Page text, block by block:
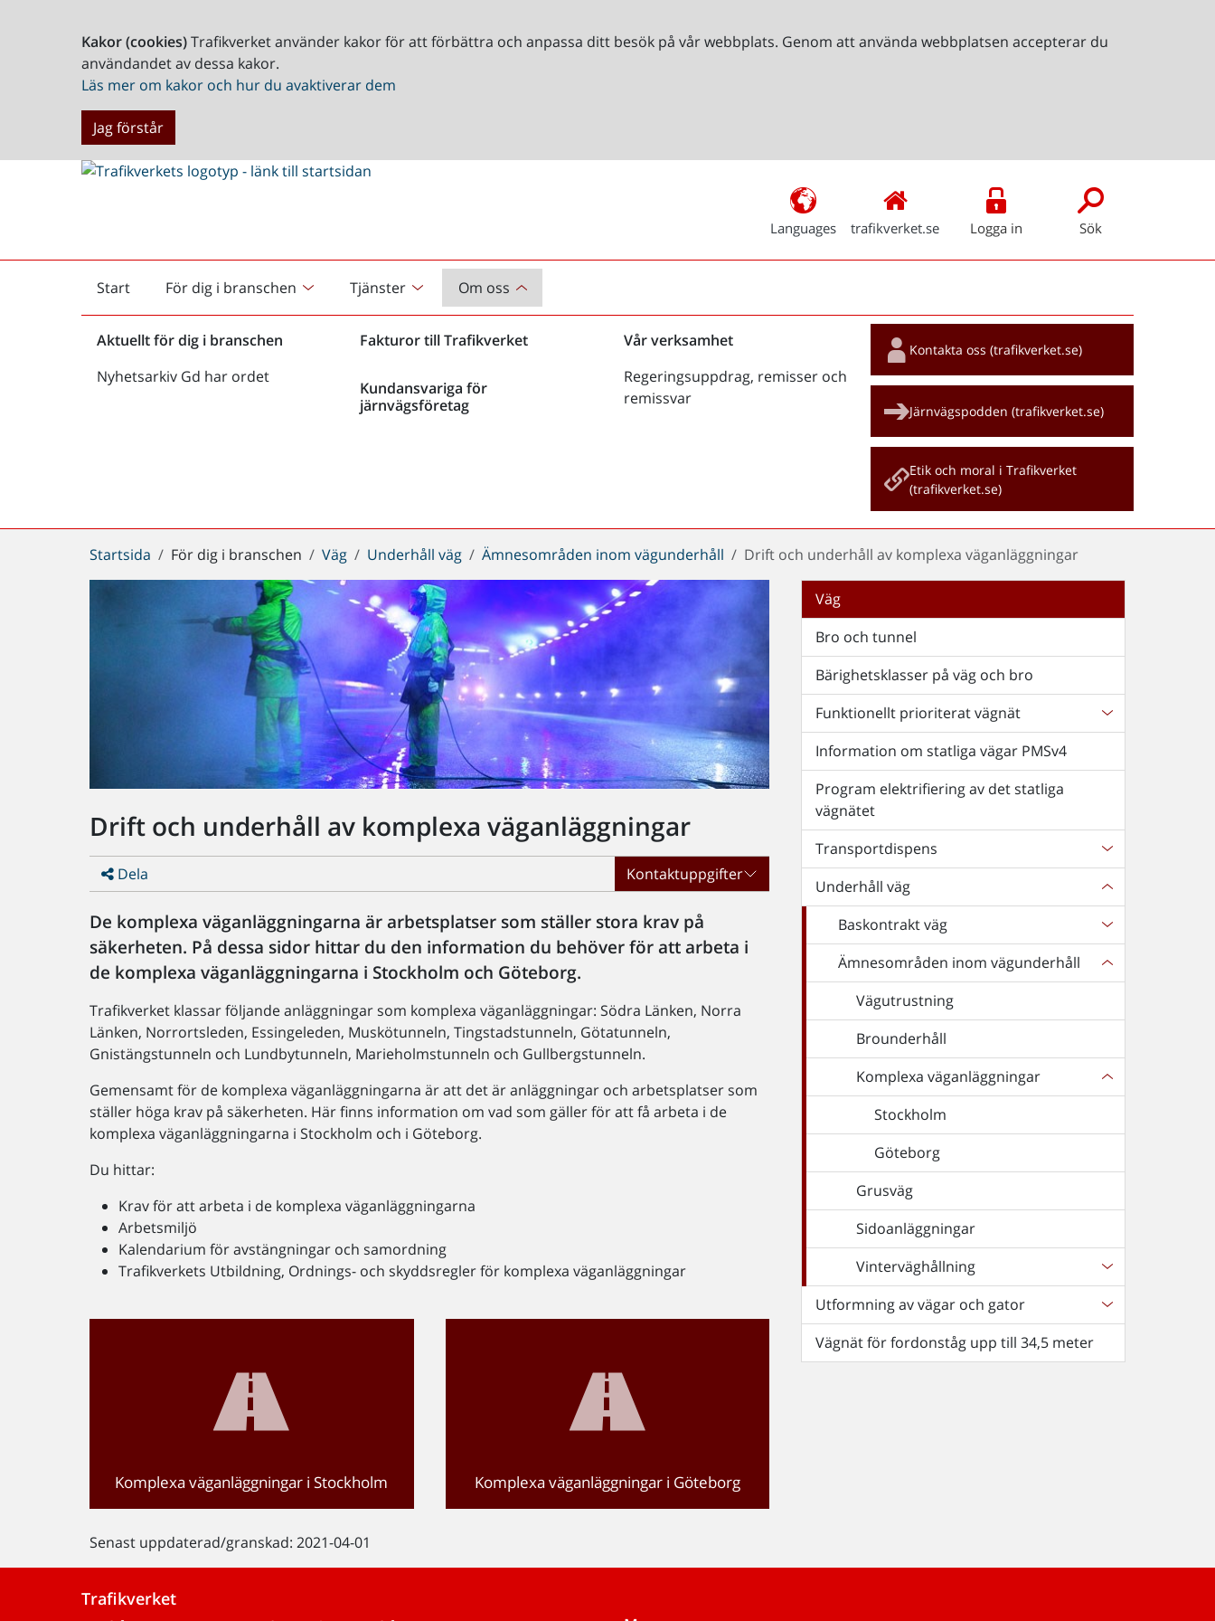
Kakor (cookies)Trafikverket använder kakor för att förbättra och anpassa ditt besök på vår webbplats. Genom att använda webbplatsen accepterar du
användandet av dessa kakor.
Läs mer om kakor och hur du avaktiverar dem
Jag förstår
Languages trafikverket.se Logga in Sök
Start
Startsida För dig i branschen Tjänster Om oss
Aktuellt för dig i branschen
Nyhetsarkiv Gd har ordet
Fakturor till Trafikverket
Kundansvariga för
järnvägsföretag
Vår verksamhet
Regeringsuppdrag, remisser och
remissvar
Snabblänkar
Kontakta oss (trafikverket.se)
Järnvägspodden (trafikverket.se)
Etik och moral i Trafikverket
(trafikverket.se)
Du
är
Startsida För dig i branschen Väg Underhåll väg Ämnesområden inom vägunderhåll Drift och underhåll av komplexa väganläggningar
Drift och underhåll av komplexa väganläggningar
Dela Kontaktuppgifter
De komplexa väganläggningarna är arbetsplatser som ställer stora krav på
säkerheten. På dessa sidor hittar du den information du behöver för att arbeta i
de komplexa väganläggningarna i Stockholm och Göteborg.
Trafikverket klassar följande anläggningar som komplexa väganläggningar: Södra Länken, Norra
Länken, Norrortsleden, Essingeleden, Muskötunneln, Tingstadstunneln, Götatunneln,
Gnistängstunneln och Lundbytunneln, Marieholmstunneln och Gullbergstunneln.
Gemensamt för de komplexa väganläggningarna är att det är anläggningar och arbetsplatser som
ställer höga krav på säkerheten. Här finns information om vad som gäller för att få arbeta i de
komplexa väganläggningarna i Stockholm och i Göteborg.
Du hittar:
Krav för att arbeta i de komplexa väganläggningarna
Arbetsmiljö
Kalendarium för avstängningar och samordning
Trafikverkets Utbildning, Ordnings- och skyddsregler för komplexa väganläggningar
Komplexa väganläggningar i Stockholm Komplexa väganläggningar i Göteborg
Senast uppdaterad/granskad: 2021-04-01
Väg
Bro och tunnel
Bärighetsklasser på väg och bro
Funktionellt prioriterat vägnät
Information om statliga vägar PMSv4
Program elektrifiering av det statliga
vägnätet
Transportdispens
Underhåll väg
Baskontrakt väg
Ämnesområden inom vägunderhåll
Vägutrustning
Brounderhåll
Komplexa väganläggningar
Stockholm
Göteborg
Grusväg
Sidoanläggningar
Vinterväghållning
Utformning av vägar och gator
Vägnät för fordonståg upp till 34,5 meter
Trafikverket